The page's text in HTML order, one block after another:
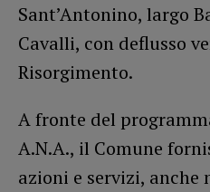
Sant’Antonino, largo
Cavalli, con deflusso
Risorgimento.
A fronte del
A.N.A., il Comune
azioni e servizi,